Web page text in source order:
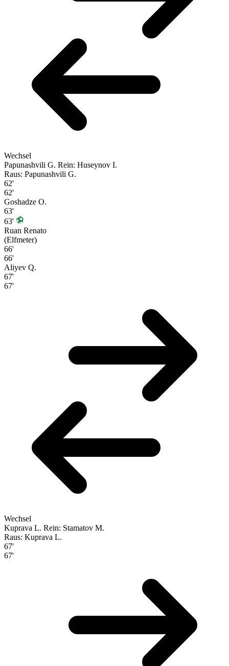
Wechsel
Papunashvili G. Rein: Huseynov I.
Raus: Papunashvili G.
62'
62'
Goshadze O.
63'
63'
Ruan Renato
(Elfmeter)
66'
66'
Aliyev Q.
67'
67'
Wechsel
Kuprava L. Rein: Stamatov M.
Raus: Kuprava L.
67'
67'